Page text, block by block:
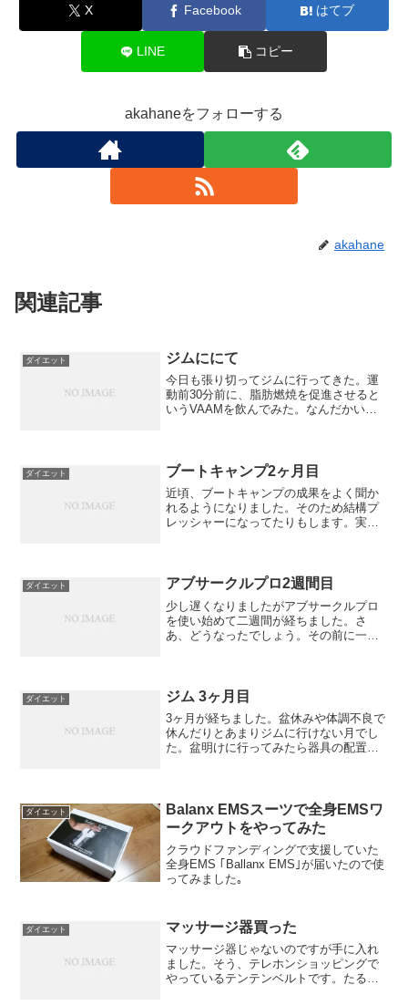
X Facebook はてブ
LINE コピー
akahaneをフォローする
akahane
関連記事
ダイエット ジムににて
今日も張り切ってジムに行ってきた。運
動前30分前に、脂肪燃焼を促進させると
いうVAAMを飲んでみた。なんだかいつ
ウトは終わりシャワーを...
ダイエット ブートキャンプ2ヶ月目
近頃、ブートキャンプの成果をよく聞か
れるようになりました。そのため結構プ
レッシャーになってたりもします。実は
がしてます。太ってた...
ダイエット アブサークルプロ2週間目
少し遅くなりましたがアブサークルプロ
を使い始めて二週間が経ちました。さ
あ、どうなったでしょう。その前に一
ダイエット ジム 3ヶ月目
3ヶ月が経ちました。盆休みや体調不良で
休んだりとあまりジムに行けない月でし
た。盆明けに行ってみたら器具の配置な
調に減っています。なん...
ダイエット
Balanx EMSスーツで全身EMSワ
ークアウトをやってみた
クラウドファンディングで支援していた
全身EMS ｢Ballanx EMS｣が届いたので使
ってみました｡
ダイエット マッサージ器買った
マッサージ器じゃないのですが手に入れ
ました。そう、テレホンショッピングで
やっているテンテンベルトです。たるん